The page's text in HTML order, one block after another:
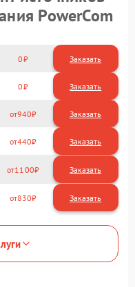
PowerCom
0 Заказать
0 Заказать
940
440
1100
830